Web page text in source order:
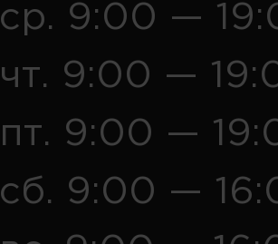
ср. 9:00 —
чт. 9:00 —
пт. 9:00 —
сб. 9:00 —